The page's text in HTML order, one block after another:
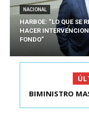
NACIONAL
HARBOE: “LO QUE SE
HACER
FONDO”
KAST SE
BIMINISTRO